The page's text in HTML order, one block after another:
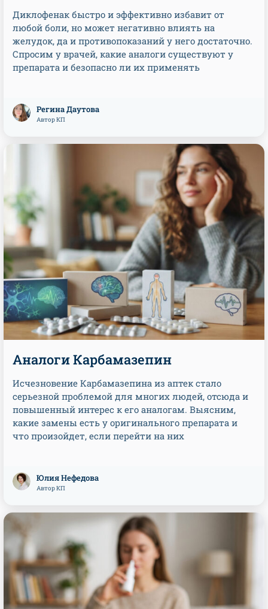
Диклофенак быстро и эффективно избавит от
любой боли, но может негативно влиять на
желудок, да и противопоказаний у него достаточно.
Спросим у врачей, какие аналоги существуют у
препарата и безопасно ли их применять
Регина Даутова
Автор КП
Аналоги Карбамазепин
Исчезновение Карбамазепина из аптек стало
серьезной проблемой для многих людей, отсюда и
повышенный интерес к его аналогам. Выясним,
какие замены есть у оригинального препарата и
что произойдет, если перейти на них
Юлия Нефедова
Автор КП